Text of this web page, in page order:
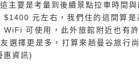
主要是考量到後續景點拉車時間
$1400 元左右，我們住的這間算
WiFi 可使用，此外旅館附近也有
選擇更是多，打算來趟曼谷旅行
惠資訊)